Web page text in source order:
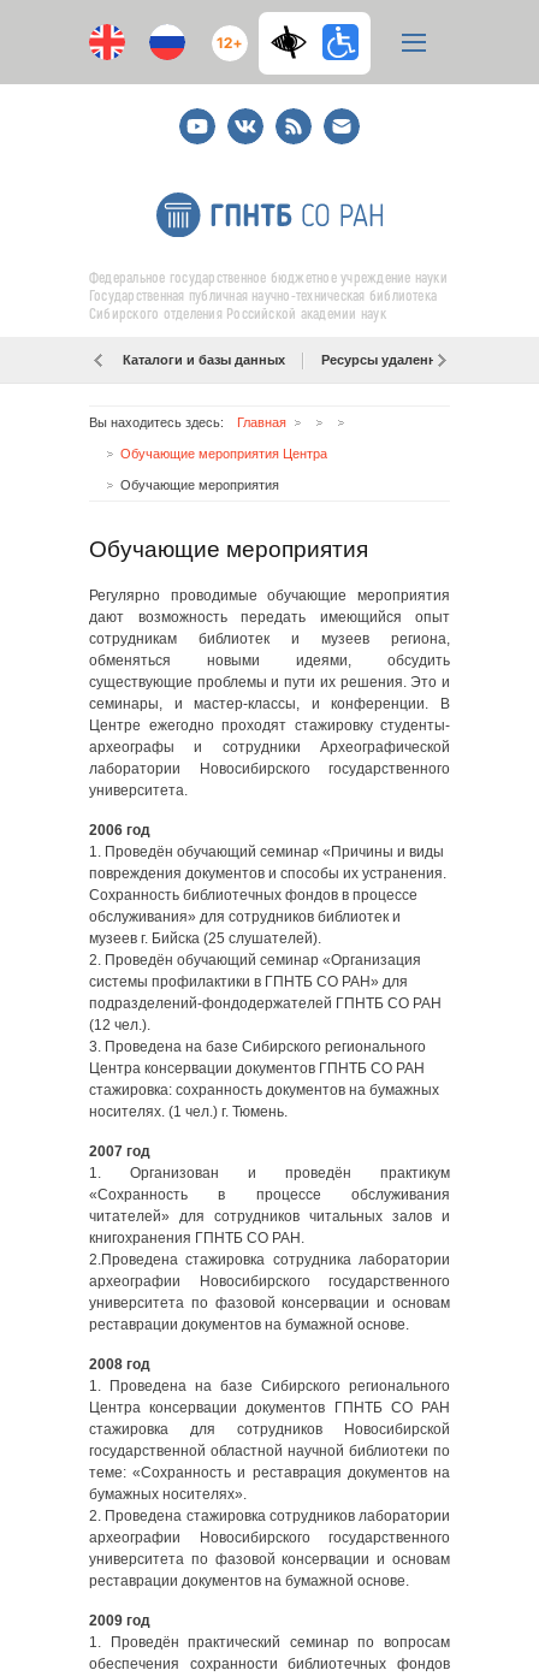
12+
YoutubeВКонтакте
RSS
E-
mail
подписка
Федеральное государственное бюджетное учреждение науки
Государственная публичная научно-техническая библиотека
Сибирского отделения Российской академии наук
Каталоги и базы данных Ресурсы удаленного доступа
Вы находитесь здесь: Главная
Обучающие мероприятия Центра
Обучающие мероприятия
Обучающие мероприятия
Регулярно проводимые обучающие мероприятия
дают возможность передать имеющийся опыт
сотрудникам библиотек и музеев региона,
обменяться новыми идеями, обсудить
существующие проблемы и пути их решения. Это и
семинары, и мастер-классы, и конференции. В
Центре ежегодно проходят стажировку студенты-
археографы и сотрудники Археографической
лаборатории Новосибирского государственного
университета.
2006 год
1. Проведён обучающий семинар «Причины и виды
повреждения документов и способы их устранения.
Сохранность библиотечных фондов в процессе
обслуживания» для сотрудников библиотек и
музеев г. Бийска (25 слушателей).
2. Проведён обучающий семинар «Организация
системы профилактики в ГПНТБ СО РАН» для
подразделений-фондодержателей ГПНТБ СО РАН
(12 чел.).
3. Проведена на базе Сибирского регионального
Центра консервации документов ГПНТБ СО РАН
стажировка: сохранность документов на бумажных
носителях. (1 чел.) г. Тюмень.
2007 год
1. Организован и проведён практикум
«Сохранность в процессе обслуживания
читателей» для сотрудников читальных залов и
книгохранения ГПНТБ СО РАН.
2.Проведена стажировка сотрудника лаборатории
археографии Новосибирского государственного
университета по фазовой консервации и основам
реставрации документов на бумажной основе.
2008 год
1. Проведена на базе Сибирского регионального
Центра консервации документов ГПНТБ СО РАН
стажировка для сотрудников Новосибирской
государственной областной научной библиотеки по
теме: «Сохранность и реставрация документов на
бумажных носителях».
2. Проведена стажировка сотрудников лаборатории
археографии Новосибирского государственного
университета по фазовой консервации и основам
реставрации документов на бумажной основе.
2009 год
1. Проведён практический семинар по вопросам
обеспечения сохранности библиотечных фондов